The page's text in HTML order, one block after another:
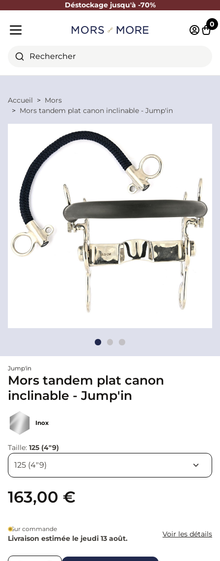
Déstockage jusqu'à -70%
Fermer
Rechercher
0
Accueil
Mors
Mors tandem plat canon inclinable - Jump'in
Jump'in
Mors tandem plat canon
inclinable - Jump'in
Inox
Taille: 125 (4"9)
163,00 €
Sur commande
Livraison estimée le jeudi 13 août. Voir les détails